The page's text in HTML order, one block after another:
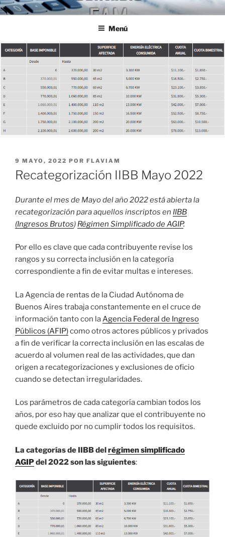
Ir
al
ESTUDIO CONTABLE FAM
Jóvenes Profesionales egresados de la U.B.A.
Menú
PUBLICADO
EL
9 MAYO, 2022 POR FLAVIAM
Recategorización IIBB Mayo 2022
Durante el mes de Mayo del año 2022 está abierta la
recategorización para aquellos inscriptos en IIBB
(Ingresos Brutos) Régimen Simplificado de AGIP.
Por ello es clave que cada contribuyente revise los
rangos y su correcta inclusión en la categoría
correspondiente a fin de evitar multas e intereses.
La Agencia de rentas de la Ciudad Autónoma de
Buenos Aires trabaja constantemente en el cruce de
información tanto con laAgencia Federal de Ingreso
Públicos (AFIP)como otros actores públicos y privados
a fin de verificar la correcta inclusión en las escalas de
acuerdo al volumen real de las actividades, que dan
origen a recategorizaciones y exclusiones de oficio
cuando se detectan irregularidades.
Los parámetros de cada categoría cambian todos los
años, por eso hay que analizar que el contribuyente no
quede excluido por no cumplir todos los requisitos.
La categorías de IIBB delrégimen simplificado
AGIPdel 2022 son las siguientes: